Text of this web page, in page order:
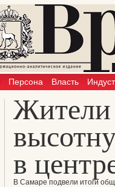
Персона Власть
Жители
в
В Самаре подвели итоги